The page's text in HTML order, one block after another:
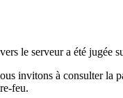
le serveur a été jugée
invitons à consulter la
feu.